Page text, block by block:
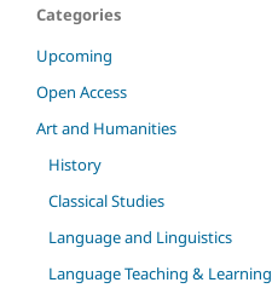
Categories
Upcoming
Open Access
Art and Humanities
History
Classical Studies
Language and Linguistics
Language Teaching & Learning